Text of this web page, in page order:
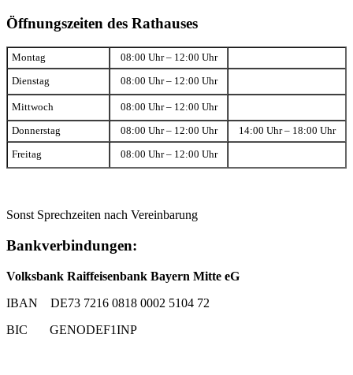
Öffnungszeiten des Rathauses
Montag 08:00 Uhr – 12:00 Uhr
Dienstag 08:00 Uhr – 12:00 Uhr
Mittwoch 08:00 Uhr – 12:00 Uhr
Donnerstag 08:00 Uhr – 12:00 Uhr 14:00 Uhr – 18:00 Uhr
Freitag 08:00 Uhr – 12:00 Uhr
Sonst Sprechzeiten nach Vereinbarung
Bankverbindungen:
Volksbank Raiffeisenbank Bayern Mitte eG
IBAN DE73 7216 0818 0002 5104 72
BIC GENODEF1INP